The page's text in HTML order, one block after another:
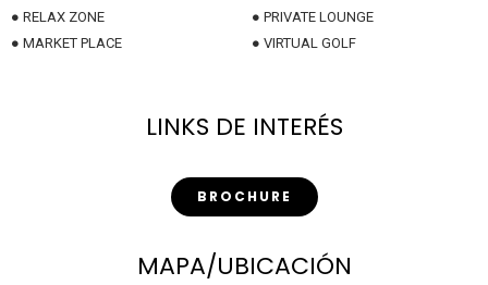
● RELAX ZONE
● MARKET PLACE
● PRIVATE LOUNGE
● VIRTUAL GOLF
LINKS DE INTERÉS
BROCHURE
MAPA/UBICACIÓN